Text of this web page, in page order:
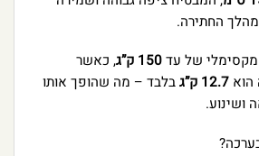
החתירה.
מקסימלי של עד150 ק”ג
, כאשר
12.7 ק”ג
בלבד – מה שהופך אותו
ושינוע.